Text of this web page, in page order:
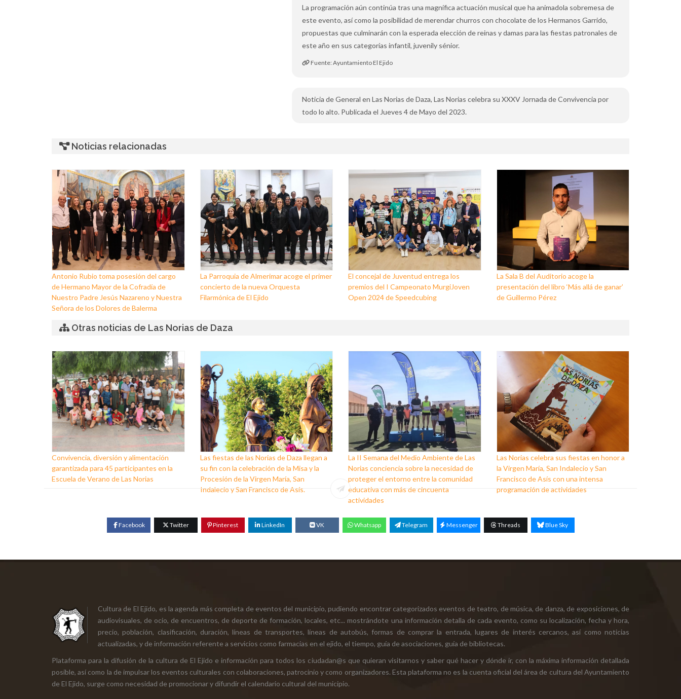
La programación aún continúa tras una magnífica actuación musical que ha animadola sobremesa de
este evento, así como la posibilidad de merendar churros con chocolate de los Hermanos Garrido,
propuestas que culminarán con la esperada elección de reinas y damas para las fiestas patronales de
este año en sus categorías infantil, juvenily sénior.
Fuente: Ayuntamiento El Ejido
Noticia de General en Las Norias de Daza, Las Norias celebra su XXXV Jornada de Convivencia por
todo lo alto. Publicada el Jueves 4 de Mayo del 2023.
Noticias relacionadas
Antonio Rubio toma posesión del cargo
de Hermano Mayor de la Cofradía de
Nuestro Padre Jesús Nazareno y Nuestra
Señora de los Dolores de Balerma
La Parroquia de Almerimar acoge el primer
concierto de la nueva Orquesta
Filarmónica de El Ejido
El concejal de Juventud entrega los
premios del I Campeonato MurgiJoven
Open 2024 de Speedcubing
La Sala B del Auditorio acoge la
presentación del libro ‘Más allá de ganar’
de Guillermo Pérez
Otras noticias de Las Norias de Daza
Convivencia, diversión y alimentación
garantizada para 45 participantes en la
Escuela de Verano de Las Norias
Las fiestas de las Norias de Daza llegan a
su fin con la celebración de la Misa y la
Procesión de la Virgen María, San
Indalecio y San Francisco de Asís.
La II Semana del Medio Ambiente de Las
Norias conciencia sobre la necesidad de
proteger el entorno entre la comunidad
educativa con más de cincuenta
actividades
Las Norias celebra sus fiestas en honor a
la Virgen María, San Indalecio y San
Francisco de Asís con una intensa
programación de actividades
Facebook Twitter Pinterest LinkedIn VK Whatsapp Telegram Messenger Threads Blue Sky
Cultura de El Ejido, es la agenda más completa de eventos del municipio, pudiendo encontrar categorizados eventos de teatro, de música, de danza, de exposiciones, de
audiovisuales, de ocio, de encuentros, de deporte de formación, locales, etc... mostrándote una información detalla de cada evento, como su localización, fecha y hora,
precio, población, clasificación, duración, líneas de transportes, líneas de autobús, formas de comprar la entrada, lugares de interés cercanos, así como noticias
actualizadas, y de información referente a servicios como farmacias en el ejido, el tiempo, guía de asociaciones, guía de bibliotecas.
Plataforma para la difusión de la cultura de El Ejido e información para todos los ciudadan@s que quieran visitarnos y saber qué hacer y dónde ir, con la máxima información detallada
posible, así como la de impulsar los eventos culturales con colaboraciones, patrocinio y como organizadores. Esta plataforma no es la cuenta oficial del área de cultura del Ayuntamiento
de El Ejido, surge como necesidad de promocionar y difundir el calendario cultural del municipio.